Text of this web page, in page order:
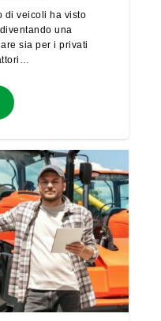
di veicoli ha visto
una
sia per i privati